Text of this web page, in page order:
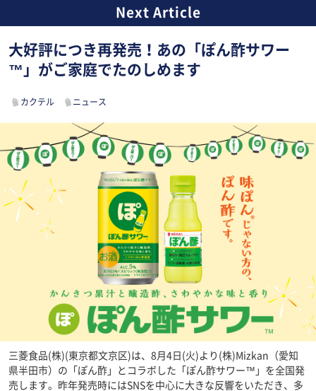
大好評につき再発売！あの「ぽん酢サワー
™」がご家庭でたのしめます
カクテル ニュース
三菱食品(株)(東京都文京区)は、8月4日(火)より(株)Mizkan（愛知
県半田市）の「ぽん酢」とコラボした「ぽん酢サワー™」を全国発
売します。昨年発売時にはSNSを中心に大きな反響をいただき、多